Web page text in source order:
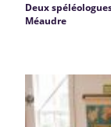
Deux
Méaudre